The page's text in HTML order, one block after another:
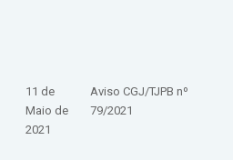
11 de
Maio de
2021
Aviso CGJ/TJPB nº
79/2021